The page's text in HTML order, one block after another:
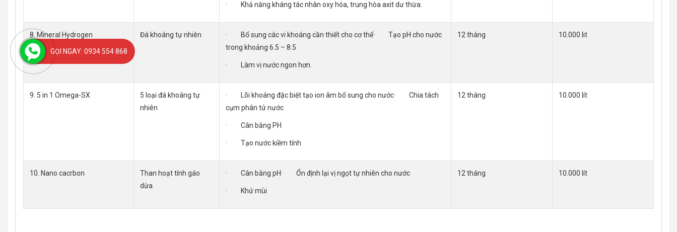
· Khả năng kháng tác nhân oxy hóa, trung hòa axit dư thừa.
8. Mineral Hydrogen Đá khoáng tự nhiên
· Bổ sung các vi khoáng cần thiết cho cơ thể· Tạo pH cho nước
trong khoảng 6.5 – 8.5
· Làm vị nước ngon hơn.
12 tháng 10.000 lit
9. 5 in 1 Omega-SX
5 loại đá khoáng tự
nhiên
· Lõi khoáng đặc biệt tạo ion âm bổ sung cho nước· Chia tách
cụm phân tử nước
· Cân bằng PH
· Tạo nước kiềm tính
12 tháng 10.000 lít
10. Nano cacrbon
Than hoạt tính gáo
dừa
· Cân bằng pH· Ổn định lại vị ngọt tự nhiên cho nước
· Khử mùi
12 tháng 10.000 lít
GỌI NGAY: 0934 554 868